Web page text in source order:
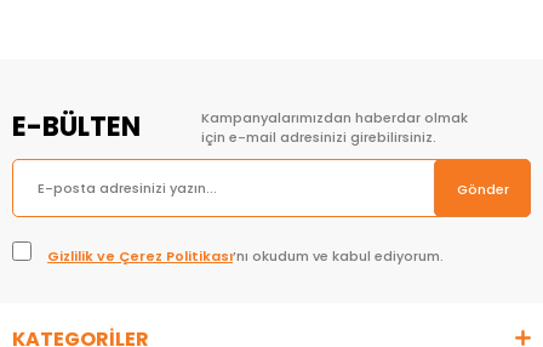
E-BÜLTEN
Kampanyalarımızdan haberdar olmak
için e-mail adresinizi girebilirsiniz.
Gönder
Gizlilik ve Çerez Politikası’nı okudum ve kabul ediyorum.
KATEGORİLER